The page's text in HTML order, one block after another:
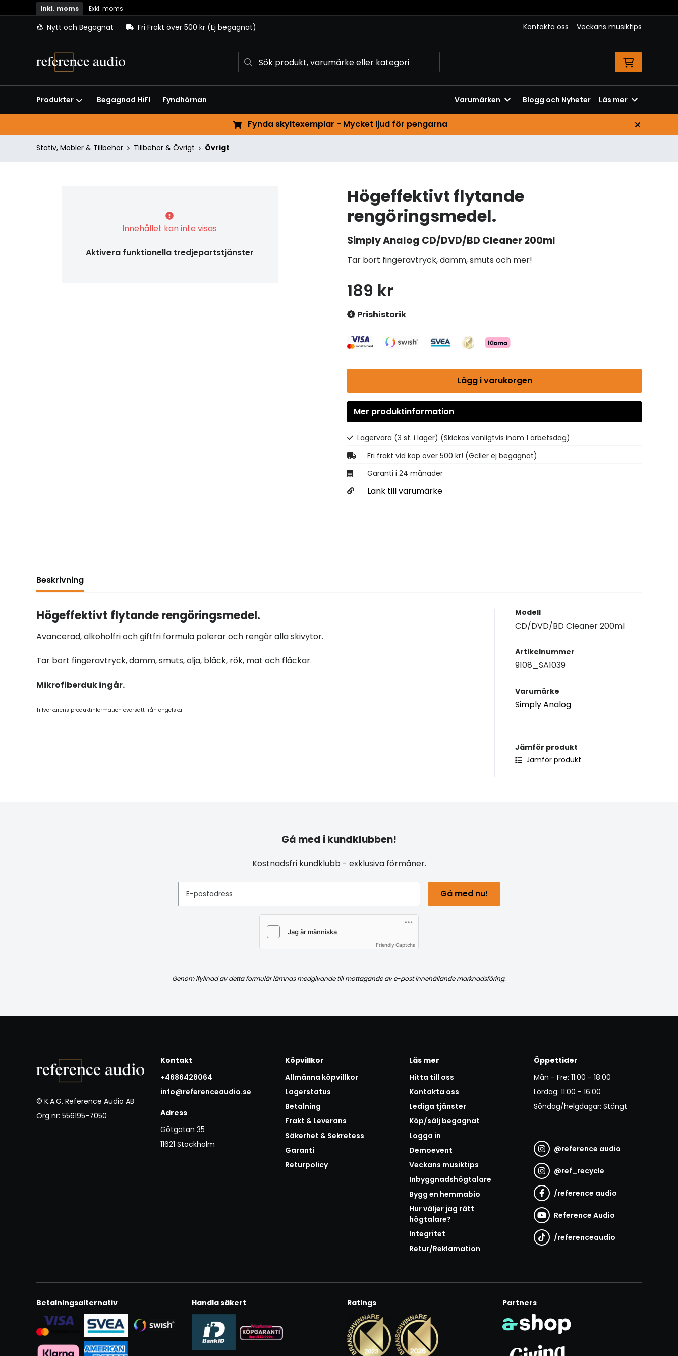
Inkl. moms Exkl. moms
Nytt och Begagnat Fri Frakt över 500 kr (Ej begagnat) Kontakta oss Veckans musiktips
Produkter Begagnad HiFI Fyndhörnan Varumärken Blogg och Nyheter Läs mer
Fynda skyltexemplar - Mycket ljud för pengarna
Stativ, Möbler & Tillbehör Tillbehör & Övrigt Övrigt
Innehållet kan inte visas
Aktivera funktionella tredjepartstjänster
Högeffektivt flytande
rengöringsmedel.
Simply Analog CD/DVD/BD Cleaner 200ml
Tar bort fingeravtryck, damm, smuts och mer!
189 kr
Prishistorik
Lägg i varukorgen
Mer produktinformation
Lagervara (3 st. i lager) (Skickas vanligtvis inom 1 arbetsdag)
Fri frakt vid köp över 500 kr! (Gäller ej begagnat)
Garanti i 24 månader
Länk till varumärke
Beskrivning
Högeffektivt flytande rengöringsmedel.
Avancerad, alkoholfri och giftfri formula polerar och rengör alla skivytor.
Tar bort fingeravtryck, damm, smuts, olja, bläck, rök, mat och fläckar.
Mikrofiberduk ingår.
Tillverkarens produktinformation översatt från engelska
Modell
CD/DVD/BD Cleaner 200ml
Artikelnummer
9108_SA1039
Varumärke
Simply Analog
Jämför produkt
Jämför produkt
Gå med i kundklubben!
Kostnadsfri kundklubb - exklusiva förmåner.
E-postadress Gå med nu!
Friendly Captcha
Genom ifyllnad av detta formulär lämnas medgivande till mottagande av e-post innehållande marknadsföring.
© K.A.G. Reference Audio AB
Org nr: 556195-7050
Kontakt
+4686428064
info@referenceaudio.se
Adress
Götgatan 35
11621 Stockholm
Köpvillkor
Allmänna köpvillkor
Lagerstatus
Betalning
Frakt & Leverans
Säkerhet & Sekretess
Garanti
Returpolicy
Läs mer
Hitta till oss
Kontakta oss
Lediga tjänster
Köp/sälj begagnat
Logga in
Demoevent
Veckans musiktips
Inbyggnadshögtalare
Bygg en hemmabio
Hur väljer jag rätt
högtalare?
Integritet
Retur/Reklamation
Öppettider
Mån - Fre: 11:00 - 18:00
Lördag: 11:00 - 16:00
Söndag/helgdagar: Stängt
@reference audio
@ref_recycle
/reference audio
Reference Audio
/referenceaudio
Betalningsalternativ Handla säkert Ratings Partners